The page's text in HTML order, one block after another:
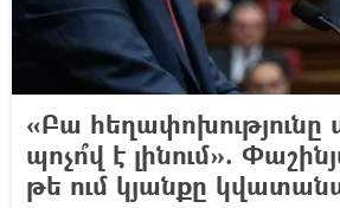
«Բա հեղափոխությունը
պոչո՞վ է լինում».
թե ում կյանքը